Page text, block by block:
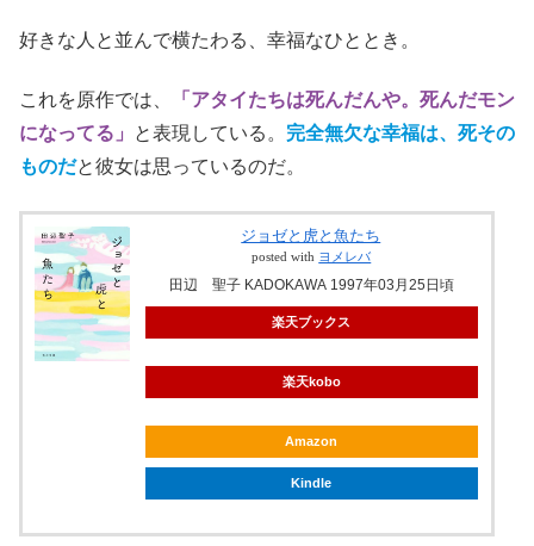
好きな人と並んで横たわる、幸福なひととき。
これを原作では、
「アタイたちは死んだんや。死んだモン
になってる」
と表現している。 完全無欠な幸福は、死その
ものだと彼女は思っているのだ。
ジョゼと虎と魚たち
posted with ヨメレバ
田辺 聖子 KADOKAWA 1997年03月25日頃
楽天ブックス
楽天kobo
Amazon
Kindle